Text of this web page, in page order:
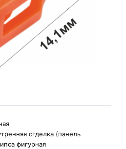
отделка (панель
фигурная